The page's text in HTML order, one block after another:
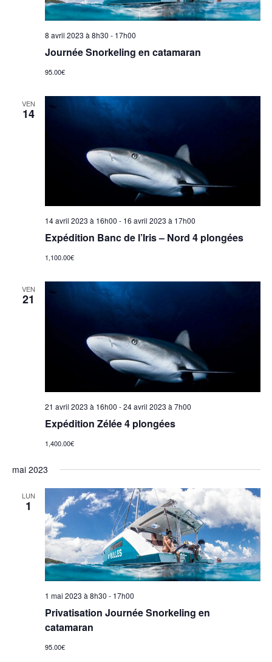
8 avril 2023 à 8h30 - 17h00
Journée Snorkeling en catamaran
95.00€
VEN
14
14 avril 2023 à 16h00 - 16 avril 2023 à 17h00
Expédition Banc de l’Iris – Nord 4 plongées
1,100.00€
VEN
21
21 avril 2023 à 16h00 -24 avril 2023 à 7h00
Expédition Zélée 4 plongées
1,400.00€
mai 2023
LUN
1
1 mai 2023 à 8h30 - 17h00
Privatisation Journée Snorkeling en
catamaran
95.00€